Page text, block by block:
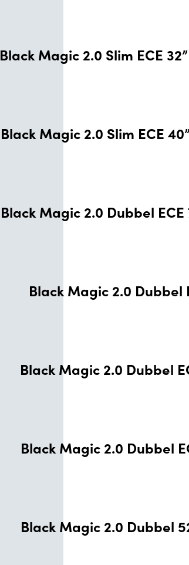
Black Magic 2.0 Slim ECE 32”
Black Magic 2.0 Slim ECE
Black Magic 2.0 Dubbel ECE
Black Magic 2.0 Dubbel
Black Magic 2.0 Dubbel
Black Magic 2.0 Dubbel
Black Magic 2.0 Dubbel